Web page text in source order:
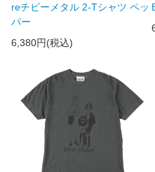
reチビーメタル 2-Tシャツ ペッ
パー
6,380円(税込)